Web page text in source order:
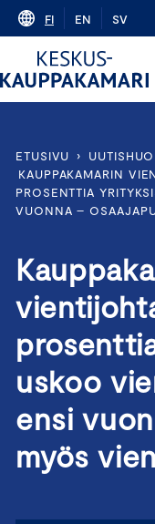
Skip
content
FI EN SV
ETUSIVU ›
KAUPPAKAMARIN
PROSENTTIA
VUONNA –
uskoo
ensi
myös